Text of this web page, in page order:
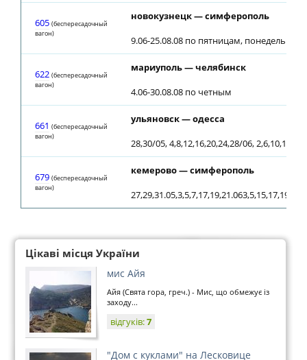
605 (беспересадочный
вагон)
новокузнецк — симферополь
9.06-25.08.08 по пятницам,
622 (беспересадочный
вагон)
мариуполь — челябинск
4.06-30.08.08 по четным
661 (беспересадочный
вагон)
ульяновск — одесса
28,30/05, 4,8,12,16,20,24,28/06,
679 (беспересадочный
вагон)
кемерово — симферополь
Цікаві місця України
мис Айя
Айя (Свята гора, греч.) - Мис, що обмежує із
заходу...
відгуків:7
"Дом с куклами" на Лесковице